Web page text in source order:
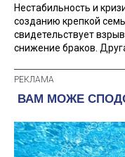
Нестабильность и
созданию крепкой
свидетельствует
снижение браков.